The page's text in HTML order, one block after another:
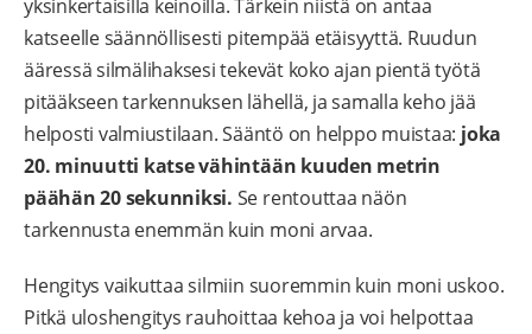
yksinkertaisilla keinoilla. Tärkein niistä on antaa
katseelle säännöllisesti pitempää etäisyyttä. Ruudun
ääressä silmälihaksesi tekevät koko ajan pientä työtä
pitääkseen tarkennuksen lähellä, ja samalla keho jää
helposti valmiustilaan. Sääntö on helppo muistaa: joka
20. minuutti katse vähintään kuuden metrin
päähän 20 sekunniksi. Se rentouttaa näön
tarkennusta enemmän kuin moni arvaa.
Hengitys vaikuttaa silmiin suoremmin kuin moni uskoo.
Pitkä uloshengitys rauhoittaa kehoa ja voi helpottaa